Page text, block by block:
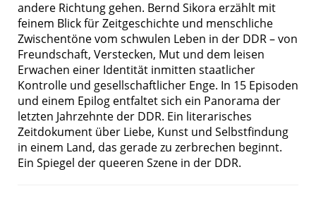
andere Richtung gehen. Bernd Sikora erzählt mit
feinem Blick für Zeitgeschichte und menschliche
Zwischentöne vom schwulen Leben in der DDR – von
Freundschaft, Verstecken, Mut und dem leisen
Erwachen einer Identität inmitten staatlicher
Kontrolle und gesellschaftlicher Enge. In 15 Episoden
und einem Epilog entfaltet sich ein Panorama der
letzten Jahrzehnte der DDR. Ein literarisches
Zeitdokument über Liebe, Kunst und Selbstfindung
in einem Land, das gerade zu zerbrechen beginnt.
Ein Spiegel der queeren Szene in der DDR.